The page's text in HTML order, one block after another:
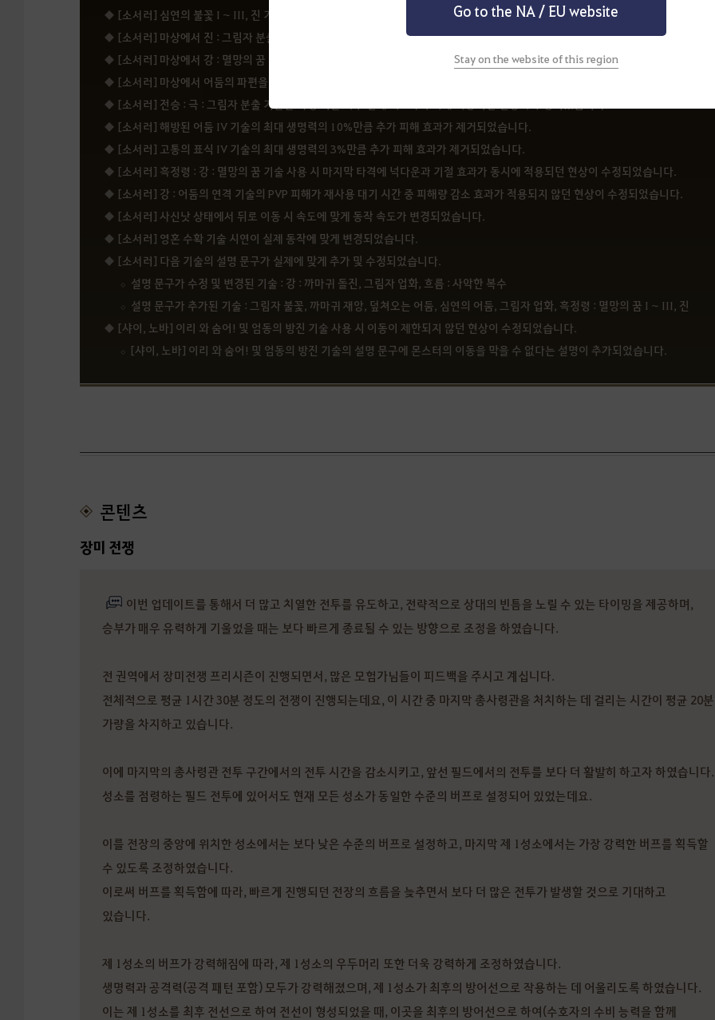
Go to the NA / EU website
Stay on the website of this region
[소서러] 심연의 불꽃 I ~ III, 진 기술 마상에서 모으기 타격이 2타격 추가로 적용되던 현상이 수정되었습니다.
[소서러] 마상에서 진 : 그림자 분출 기술 타격 수가 몬스터 대상으로 1타격 적게 적용되던 현상이 수정되었습니다.
[소서러] 마상에서 강 : 멸망의 꿈 III, IV 기술의 타격 수가 각각 1타격, 2타격 적게 적용되던 현상이 수정되었습니다.
[소서러] 마상에서 어둠의 파편을 생성 하는 기술로 타격에 성공해도 어둠의 파편이 생성되지 않던 현상이 수정되었습니다.
[소서러] 전승 : 극 : 그림자 분출 기술을 특정 기술 이후 연계 시 1타격 적게 적용되던 현상이 수정되었습니다.
[소서러] 해방된 어둠 IV 기술의 최대 생명력의 10%만큼 추가 피해 효과가 제거되었습니다.
[소서러] 고통의 표식 IV 기술의 최대 생명력의 3%만큼 추가 피해 효과가 제거되었습니다.
[소서러] 흑정령 : 강 : 멸망의 꿈 기술 사용 시 마지막 타격에 넉다운과 기절 효과가 동시에 적용되던 현상이 수정되었습니다.
[소서러] 강 : 어둠의 연격 기술의 PVP 피해가 재사용 대기 시간 중 피해량 감소 효과가 적용되지 않던 현상이 수정되었습니다.
[소서러] 사신낫 상태에서 뒤로 이동 시 속도에 맞게 동작 속도가 변경되었습니다.
[소서러] 영혼 수확 기술 시연이 실제 동작에 맞게 변경되었습니다.
[소서러] 다음 기술의 설명 문구가 실제에 맞게 추가 및 수정되었습니다.
설명 문구가 수정 및 변경된 기술 : 강 : 까마귀 돌진, 그림자 업화, 흐름 : 사악한 복수
설명 문구가 추가된 기술 : 그림자 불꽃, 까마귀 재앙, 덮쳐오는 어둠, 심연의 어둠, 그림자 업화, 흑정령 : 멸망의 꿈 I ~ III, 진
[샤이, 노바] 이리 와 숨어! 및 엄동의 방진 기술 사용 시 이동이 제한되지 않던 현상이 수정되었습니다.
[샤이, 노바] 이리 와 숨어! 및 엄동의 방진 기술의 설명 문구에 몬스터의 이동을 막을 수 없다는 설명이 추가되었습니다.
콘텐츠
장미 전쟁
이번 업데이트를 통해서 더 많고 치열한 전투를 유도하고, 전략적으로 상대의 빈틈을 노릴 수 있는 타이밍을 제공하며,
승부가 매우 유력하게 기울었을 때는 보다 빠르게 종료될 수 있는 방향으로 조정을 하였습니다.
전 권역에서 장미전쟁 프리시즌이 진행되면서, 많은 모험가님들이 피드백을 주시고 계십니다.
전체적으로 평균 1시간 30분 정도의 전쟁이 진행되는데요, 이 시간 중 마지막 총사령관을 처치하는 데 걸리는 시간이 평균 20분
가량을 차지하고 있습니다.
이에 마지막의 총사령관 전투 구간에서의 전투 시간을 감소시키고, 앞선 필드에서의 전투를 보다 더 활발히 하고자 하였습니다.
성소를 점령하는 필드 전투에 있어서도 현재 모든 성소가 동일한 수준의 버프로 설정되어 있었는데요.
이를 전장의 중앙에 위치한 성소에서는 보다 낮은 수준의 버프로 설정하고, 마지막 제 1성소에서는 가장 강력한 버프를 획득할
수 있도록 조정하였습니다.
이로써 버프를 획득함에 따라, 빠르게 진행되던 전장의 흐름을 늦추면서 보다 더 많은 전투가 발생할 것으로 기대하고
있습니다.
제 1성소의 버프가 강력해짐에 따라, 제 1성소의 우두머리 또한 더욱 강력하게 조정하였습니다.
생명력과 공격력(공격 패턴 포함) 모두가 강력해졌으며, 제 1성소가 최후의 방어선으로 작용하는 데 어울리도록 하였습니다.
이는 제 1성소를 최후 전선으로 하여 전선이 형성되었을 때, 이곳을 최후의 방어선으로 하여(수호자의 수비 능력을 함께